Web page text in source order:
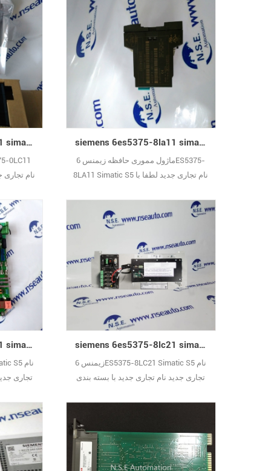
دارد ،
شوند.)
دارد ، تصاویر یکی یکی نشان داده نمی
شوند.) نام تجاری جدید با بسته بندی اصلی
پوشیده از یک سال ضمانت29
siemens 6es5375-0lc11 simatic s5 ماژول حافظه با نام تجاری جدید
بگیرید.
دارد ،
شوند.) نام
siemens 6es5375-8la11 simatic s5 ماژول حافظه با نام تجاری جدید
ماژول مموری حافظه زیمنس 6ES5375-
8LA11 Simatic S5 نام تجاری جدید لطفا با
تماس بگیرید. (از آنجا که انواع بسیار زیادی
وجود دارد ، تصاویر یکی یکی نشان داده
اصلی پوشیده از یک سال ضمانت29
siemens 6es5375-8lc11 simatic s5 با نام تجاری جدید
تجاری
siemens 6es5375-8lc21 simatic s5 جدید
زیمنس 6ES5375-8LC21 Simatic S5 نام
تجاری جدید نام تجاری جدید با بسته بندی